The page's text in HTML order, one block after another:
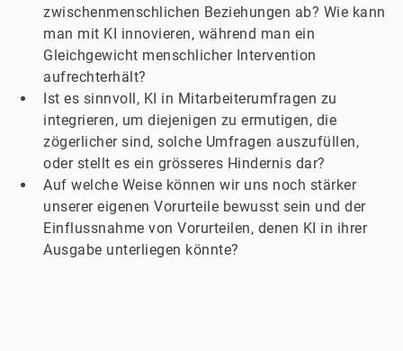
zwischenmenschlichen Beziehungen ab? Wie kann
man mit KI innovieren, während man ein
Gleichgewicht menschlicher Intervention
aufrechterhält?
Ist es sinnvoll, KI in Mitarbeiterumfragen zu
integrieren, um diejenigen zu ermutigen, die
zögerlicher sind, solche Umfragen auszufüllen,
oder stellt es ein grösseres Hindernis dar?
Auf welche Weise können wir uns noch stärker
unserer eigenen Vorurteile bewusst sein und der
Einflussnahme von Vorurteilen, denen KI in ihrer
Ausgabe unterliegen könnte?